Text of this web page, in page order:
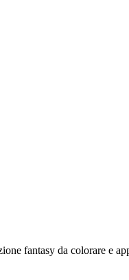
fantasy da colorare e